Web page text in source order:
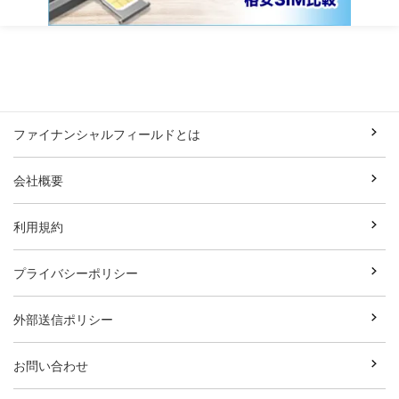
ファイナンシャルフィールドとは
会社概要
利用規約
プライバシーポリシー
外部送信ポリシー
お問い合わせ